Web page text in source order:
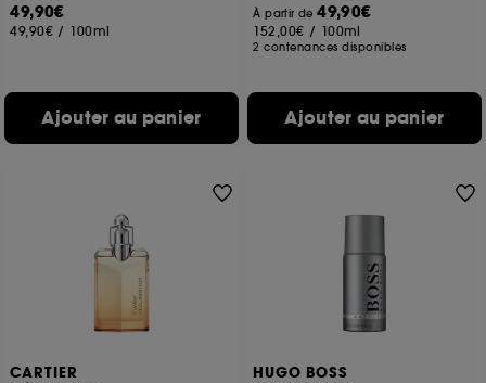
49,90€
49,90€ / 100ml
Ajouter au panier
À partir de49,90€
152,00€ / 100ml
2 contenances disponibles
Ajouter au panier
CARTIER
HUGO BOSS